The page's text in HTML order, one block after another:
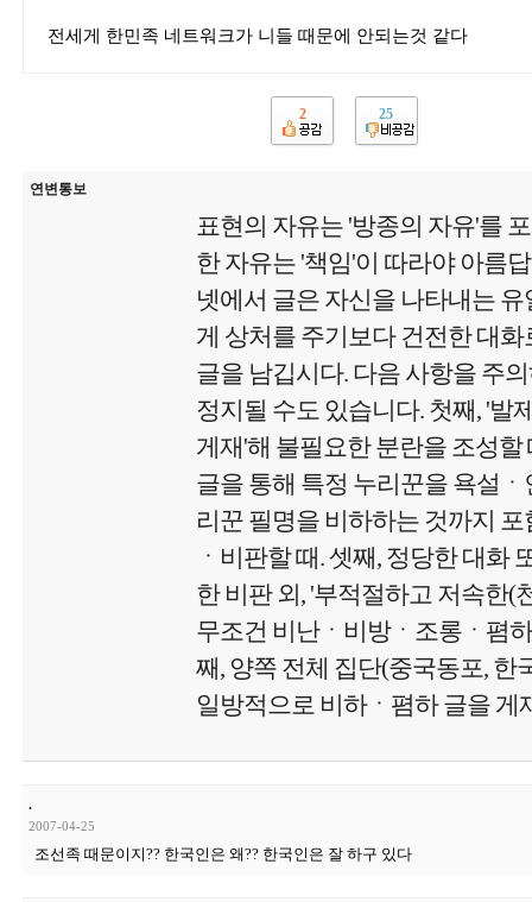
전세게 한민족 네트워크가 니들 때문에 안되는것 같다
2 25
연변통보
표현의 자유는 '방종의 자유'를
한 자유는 '책임'이 따라야 아름
넷에서 글은 자신을 나타내는
게 상처를 주기보다 건전한 대화
글을 남깁시다. 다음 사항을 주
정지될 수도 있습니다. 첫째, '발
게재'해 불필요한 분란을 조성할
글을 통해 특정 누리꾼을 욕설
리꾼 필명을 비하하는 것까지
ㆍ비판할 때. 셋째, 정당한 대화
한 비판 외, '부적절하고 저속한(
무조건 비난ㆍ비방ㆍ조롱ㆍ폄
째, 양쪽 전체 집단(중국동포, 한
일방적으로 비하ㆍ폄하 글을 게
.
2007-04-25
조선족 때문이지?? 한국인은 왜?? 한국인은 잘 하구 있다